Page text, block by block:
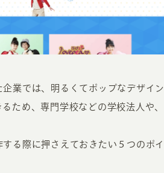
業では、明るくてポップなデザイン
ため、専門学校などの学校法人や、
る際に押さえておきたい５つのポイ